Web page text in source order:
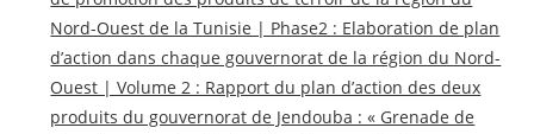
Nord-Ouest de la Tunisie | Phase2 : Elaboration de plan
d’action dans chaque gouvernorat de la région du Nord-
Ouest | Volume 2 : Rapport du plan d’action des deux
produits du gouvernorat de Jendouba : « Grenade de